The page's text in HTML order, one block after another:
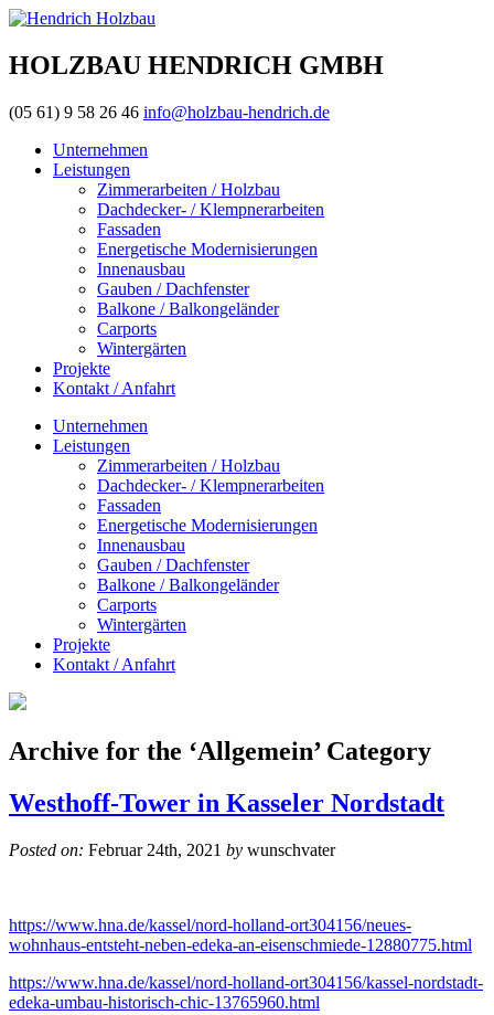
HOLZBAU HENDRICH GMBH
(05 61) 9 58 26 46 info@holzbau-hendrich.de
Unternehmen
Leistungen
Zimmerarbeiten / Holzbau
Dachdecker- / Klempnerarbeiten
Fassaden
Energetische Modernisierungen
Innenausbau
Gauben / Dachfenster
Balkone / Balkongeländer
Carports
Wintergärten
Projekte
Kontakt / Anfahrt
Unternehmen
Leistungen
Zimmerarbeiten / Holzbau
Dachdecker- / Klempnerarbeiten
Fassaden
Energetische Modernisierungen
Innenausbau
Gauben / Dachfenster
Balkone / Balkongeländer
Carports
Wintergärten
Projekte
Kontakt / Anfahrt
Archive for the ‘Allgemein’ Category
Westhoff-Tower in Kasseler Nordstadt
Posted on: Februar 24th, 2021 by wunschvater
https://www.hna.de/kassel/nord-holland-ort304156/neues-
wohnhaus-entsteht-neben-edeka-an-eisenschmiede-12880775.html
https://www.hna.de/kassel/nord-holland-ort304156/kassel-nordstadt-
edeka-umbau-historisch-chic-13765960.html